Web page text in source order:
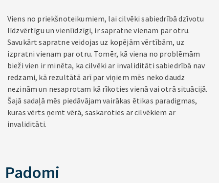
Viens no priekšnoteikumiem, lai cilvēki sabiedrībā dzīvotu
līdzvērtīgu un vienlīdzīgi, ir sapratne vienam par otru.
Savukārt sapratne veidojas uz kopējām vērtībām, uz
izpratni vienam par otru. Tomēr, kā viena no problēmām
bieži vien ir minēta, ka cilvēki ar invaliditāti sabiedrībā nav
redzami, kā rezultātā arī par viņiem mēs neko daudz
nezinām un nesaprotam kā rīkoties vienā vai otrā situācijā.
Šajā sadaļā mēs piedāvājam vairākas ētikas paradigmas,
kuras vērts ņemt vērā, saskaroties ar cilvēkiem ar
invaliditāti.
Padomi